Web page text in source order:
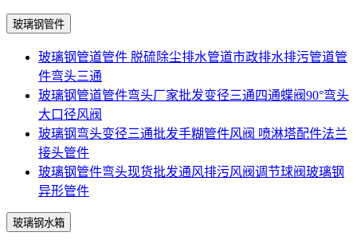
玻璃钢管件
玻璃钢管道管件 脱硫除尘排水管道市政排水排污管道管
件弯头三通
玻璃钢管道管件弯头厂家批发变径三通四通蝶阀90°弯头
大口径风阀
玻璃钢弯头变径三通批发手糊管件风阀 喷淋塔配件法兰
接头管件
玻璃钢管件弯头现货批发通风排污风阀调节球阀玻璃钢
异形管件
玻璃钢水箱